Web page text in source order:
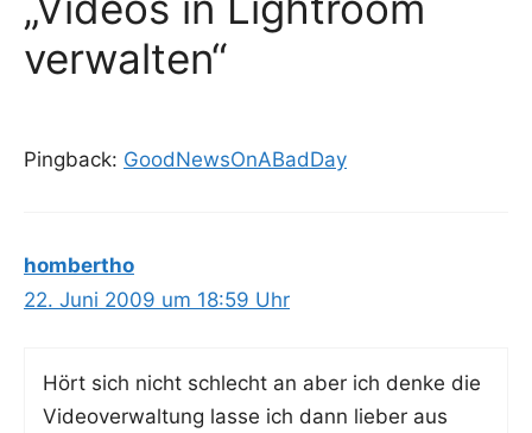
verwalten“
Pingback: GoodNewsOnABadDay
hombertho
22. Juni 2009 um 18:59 Uhr
Hört sich nicht schlecht an aber ich den­ke die
Video­ver­wal­tung las­se ich dann lie­ber aus